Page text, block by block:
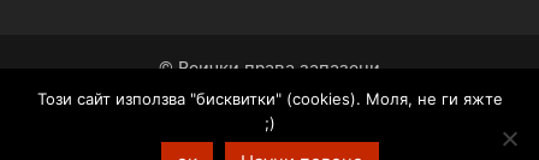
© Всички права запазени
За нас
Контакти Реклама
Партньори
Условия за поверителност
Този сайт използва "бисквитки" (cookies). Моля, не ги яжте
;)